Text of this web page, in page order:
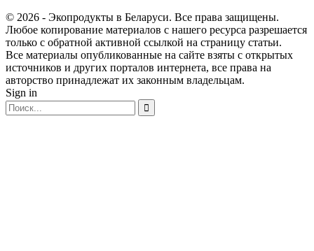
© 2026 - Экопродукты в Беларуси. Все права защищены.
Любое копирование материалов с нашего ресурса разрешается
только с обратной активной ссылкой на страницу статьи.
Все материалы опубликованные на сайте взяты с открытых
источников и других порталов интернета, все права на
авторство принадлежат их законным владельцам.
Sign in